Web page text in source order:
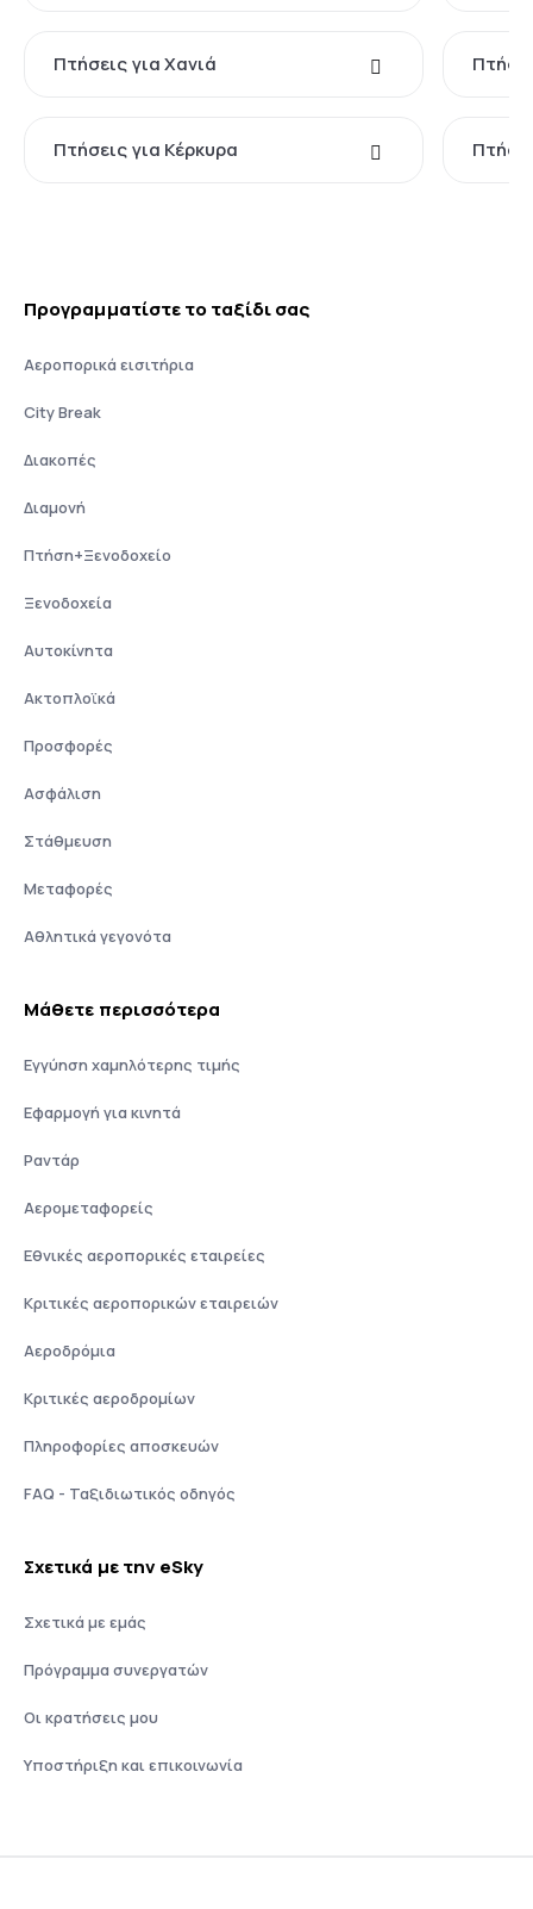
Πτήσεις για Χανιά
Πτήσεις για Κέρκυρα
Προγραμματίστε το ταξίδι σας
Αεροπορικά εισιτήρια
City Break
Διακοπές
Διαμονή
Πτήση+Ξενοδοχείο
Ξενοδοχεία
Αυτοκίνητα
Ακτοπλοϊκά
Προσφορές
Ασφάλιση
Στάθμευση
Μεταφορές
Αθλητικά γεγονότα
Μάθετε περισσότερα
Εγγύηση χαμηλότερης τιμής
Εφαρμογή για κινητά
Ραντάρ
Αερομεταφορείς
Εθνικές αεροπορικές εταιρείες
Κριτικές αεροπορικών εταιρειών
Αεροδρόμια
Κριτικές αεροδρομίων
Πληροφορίες αποσκευών
FAQ - Ταξιδιωτικός οδηγός
Σχετικά με την eSky
Σχετικά με εμάς
Πρόγραμμα συνεργατών
Οι κρατήσεις μου
Υποστήριξη και επικοινωνία